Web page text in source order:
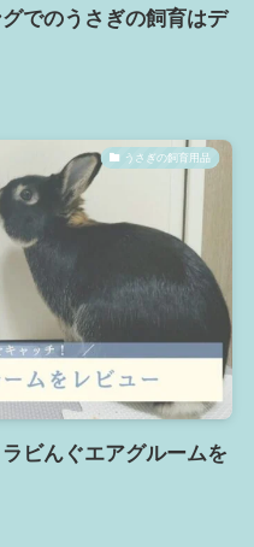
でのうさぎの飼育はデ
うさぎの飼育用品
ビんぐエアグルームを